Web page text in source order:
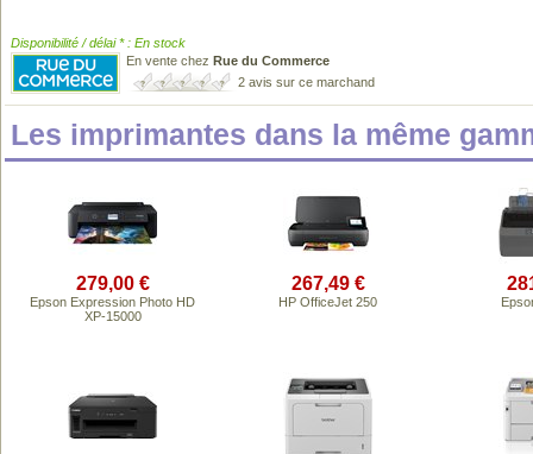
Disponibilité / délai * : En stock
En vente chez Rue du Commerce
2 avis sur ce marchand
Les imprimantes dans la même
279,00 €
Epson Expression Photo HD
XP-15000
267,49 €
HP OfficeJet 250